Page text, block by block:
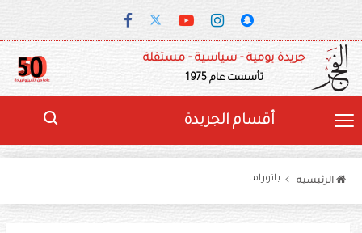
جريدة يومية - سياسية - مستقلة
تأسست عام 1975
أقسام الجريدة
الرئيسيه بانوراما